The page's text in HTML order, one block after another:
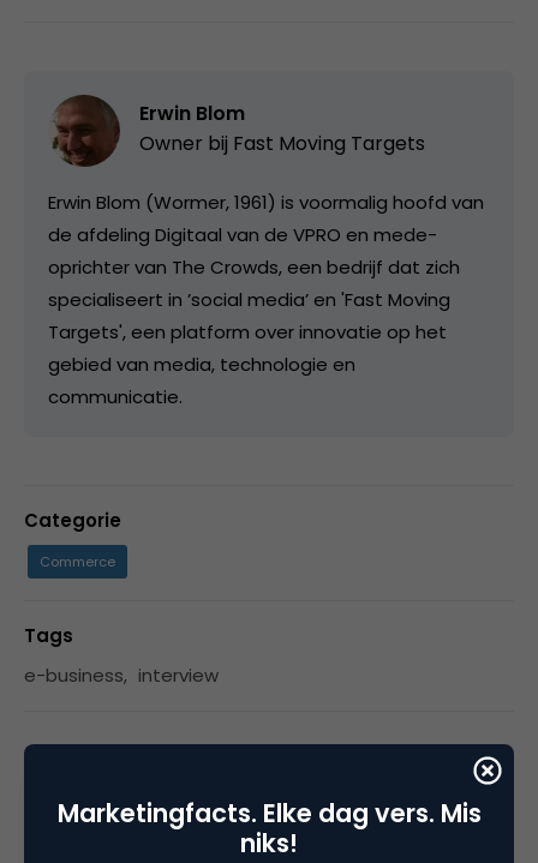
Erwin Blom
Owner bij Fast Moving Targets
Erwin Blom (Wormer, 1961) is voormalig hoofd van
de afdeling Digitaal van de VPRO en mede-
oprichter van The Crowds, een bedrijf dat zich
specialiseert in ’social media’ en 'Fast Moving
Targets', een platform over innovatie op het
gebied van media, technologie en
communicatie.
Categorie
Commerce
Tags
e-business, interview
2 Reacties
Marketingfacts. Elke dag vers. Mis
niks!